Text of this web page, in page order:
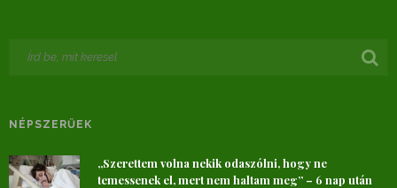
NÉPSZERŰEK
„Szerettem volna nekik odaszólni, hogy ne
temessenek el, mert nem haltam meg” – 6 nap után